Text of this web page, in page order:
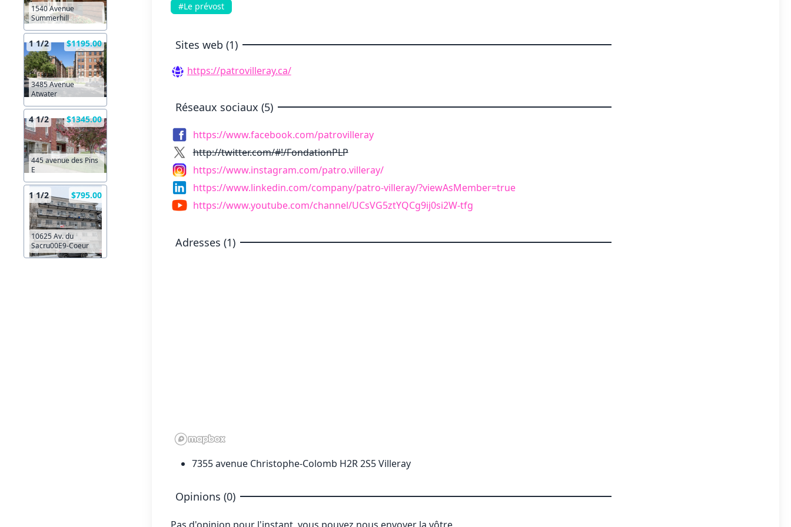
1540 Avenue
Summerhill
1 1/2 $1195.00
3485 Avenue
Atwater
4 1/2 $1345.00
445 avenue des Pins
E
1 1/2 $795.00
10625 Av. du
Sacru00E9-Coeur
#Le prévost
Sites web (1)
https://patrovilleray.ca/
Réseaux sociaux (5)
https://www.facebook.com/patrovilleray
http://twitter.com/#!/FondationPLP
https://www.instagram.com/patro.villeray/
https://www.linkedin.com/company/patro-villeray/?viewAsMember=true
https://www.youtube.com/channel/UCsVG5ztYQCg9ij0si2W-tfg
Adresses (1)
7355 avenue Christophe-Colomb H2R 2S5 Villeray
Opinions (0)